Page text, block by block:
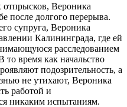
Вероника
после долгого перерыва.
супруга, Вероника
Калининграда, где ей
расследованием
то время как начальство
подозрительность, а
не утихают, Вероника
работой и
никаким испытаниям.